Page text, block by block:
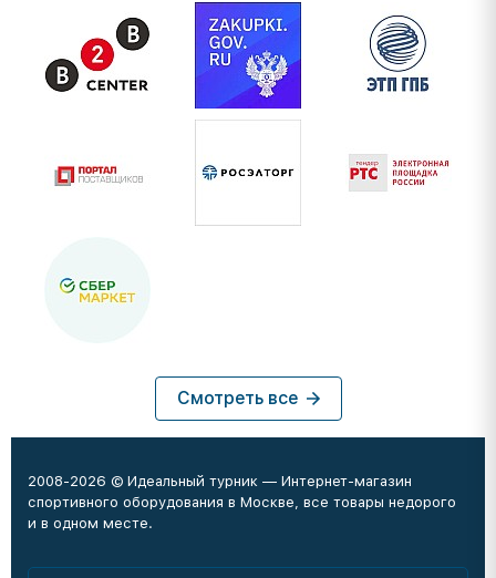
Смотреть все
2008-2026 © Идеальный турник — Интернет-магазин
спортивного оборудования в Москве, все товары недорого
и в одном месте.